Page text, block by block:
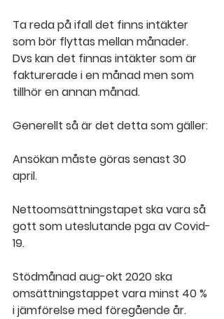
Ta reda på ifall det finns intäkter
som bör flyttas mellan månader.
Dvs kan det finnas intäkter som är
fakturerade i en månad men som
tillhör en annan månad.
Generellt så är det detta som gäller:
Ansökan måste göras senast 30
april.
Nettoomsättningstapet ska vara så
gott som uteslutande pga av Covid-
19.
Stödmånad aug-okt 2020 ska
omsättningstappet vara minst 40 %
i jämförelse med föregående år.